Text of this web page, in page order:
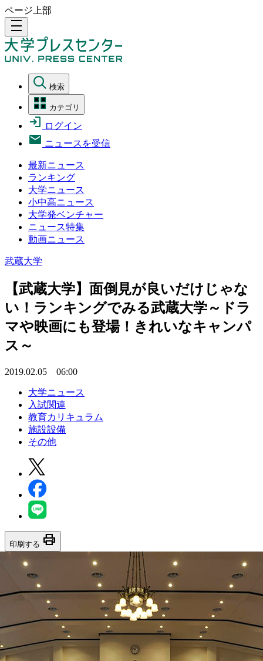
ページ上部
density_medium
検索
カテゴリ
ログイン
ニュースを受信
最新ニュース
ランキング
大学ニュース
小中高ニュース
大学発ベンチャー
ニュース特集
動画ニュース
武蔵大学
【武蔵大学】面倒見が良いだけじゃな
い！ランキングでみる武蔵大学～ドラ
マや映画にも登場！きれいなキャンパ
ス～
2019.02.05 06:00
大学ニュース
入試関連
教育カリキュラム
施設設備
その他
印刷する print